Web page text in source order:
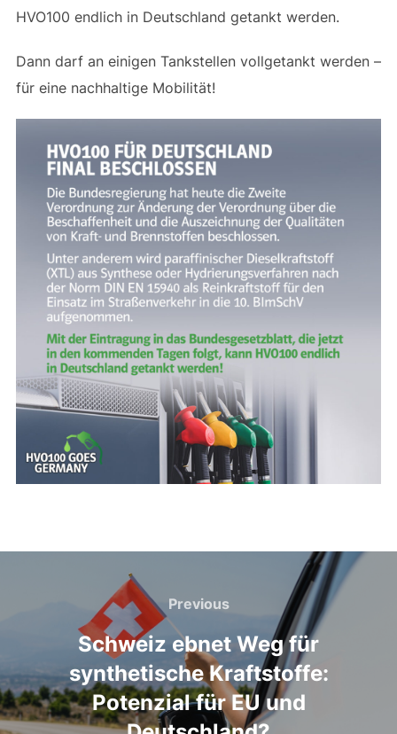
HVO100 endlich in Deutschland getankt werden.
Dann darf an einigen Tankstellen vollgetankt werden –
für eine nachhaltige Mobilität!
Beitragsnavigation
Previous
Previous
Schweiz ebnet Weg für
synthetische Kraftstoffe:
Potenzial für EU und